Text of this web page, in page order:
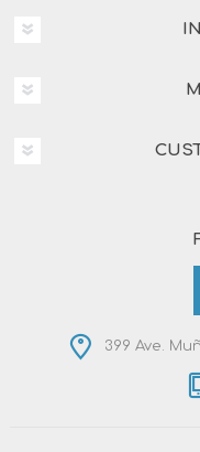
399 Ave.